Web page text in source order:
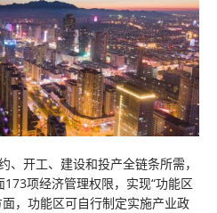
、开工、建设和投产全链条所需，
项经济管理权限，实现“功能区
，功能区可自行制定实施产业政